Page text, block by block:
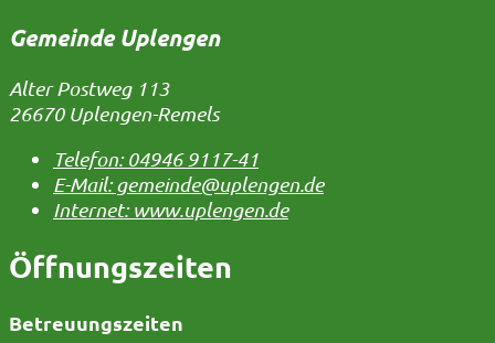
Gemeinde Uplengen
Alter Postweg 113
26670 Uplengen-Remels
Telefon:04946 9117-41
E-Mail:gemeinde@uplengen.de
Internet:www.uplengen.de
Öffnungszeiten
Betreuungszeiten